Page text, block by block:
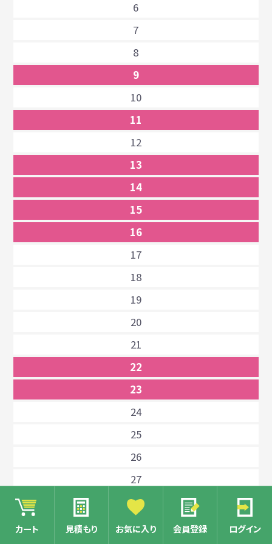
カート 見積もり お気に入り 会員登録 ログイン
6
7
8
9
10
11
12
13
14
15
16
17
18
19
20
21
22
23
24
25
26
27
28
29